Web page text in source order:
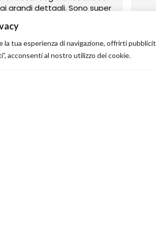
la tua esperienza di navigazione, offrirti
acconsenti al nostro utilizzo dei cookie.
grandi dettagli. Sono super